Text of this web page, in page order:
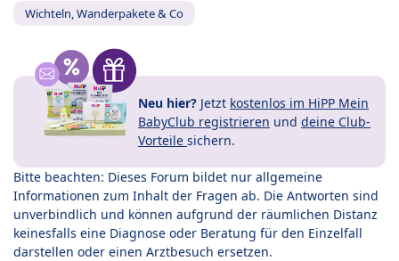
Wichteln, Wanderpakete & Co
Neu hier? Jetzt kostenlos im HiPP Mein
BabyClub registrieren und deine Club-
Vorteile sichern.
Bitte beachten: Dieses Forum bildet nur allgemeine
Informationen zum Inhalt der Fragen ab. Die Antworten sind
unverbindlich und können aufgrund der räumlichen Distanz
keinesfalls eine Diagnose oder Beratung für den Einzelfall
darstellen oder einen Arztbesuch ersetzen.